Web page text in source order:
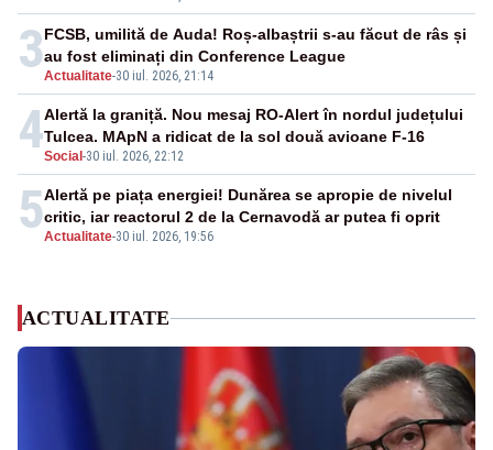
3Actualitate-30 iul. 2026, 21:14
FCSB, umilită de Auda! Roș-albaștrii s-au făcut de râs și
au fost eliminați din Conference League
4Social -30 iul. 2026, 22:12
Alertă la graniță. Nou mesaj RO-Alert în nordul județului
Tulcea. MApN a ridicat de la sol două avioane F-16
5Actualitate-30 iul. 2026, 19:56
Alertă pe piața energiei! Dunărea se apropie de nivelul
critic, iar reactorul 2 de la Cernavodă ar putea fi oprit
ACTUALITATE